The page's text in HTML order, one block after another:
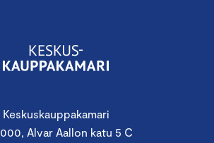
Keskuskauppakamari
Alvar Aallon katu 5 C